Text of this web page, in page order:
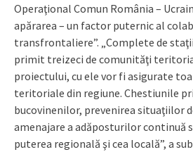
Operaţional Comun România –
apărarea – un factor puternic al
transfrontaliere”. „Complete de
primit treizeci de comunităţi
proiectului, cu ele vor fi asigurate
teritoriale din regiune. Chestiunile
bucovinenilor, prevenirea situaţiilor
amenajare a adăposturilor continuă
puterea regională şi cea locală”, a